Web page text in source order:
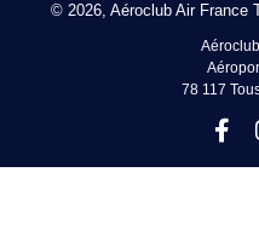
© 2026, Aéroclub Air France
78 117